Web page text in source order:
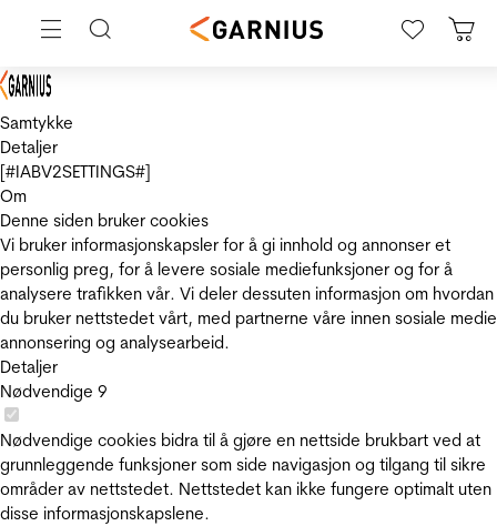
Samtykke
Detaljer
[#IABV2SETTINGS#]
Om
Denne siden bruker cookies
Vi bruker informasjonskapsler for å gi innhold og annonser et
personlig preg, for å levere sosiale mediefunksjoner og for å
analysere trafikken vår. Vi deler dessuten informasjon om hvordan
du bruker nettstedet vårt, med partnerne våre innen sosiale
annonsering og analysearbeid.
Detaljer
Nødvendige 9
Nødvendige cookies bidra til å gjøre en nettside brukbart ved at
grunnleggende funksjoner som side navigasjon og tilgang til sikre
områder av nettstedet. Nettstedet kan ikke fungere optimalt uten
disse informasjonskapslene.